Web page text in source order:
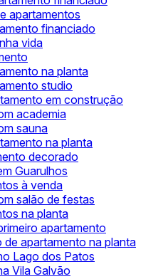
apartamentos
financiado
vida
na planta
studio
em construção
academia
sauna
na planta
decorado
Guarulhos
à venda
salão de festas
na planta
apartamento
de apartamento na planta
Lago dos Patos
Vila Galvão